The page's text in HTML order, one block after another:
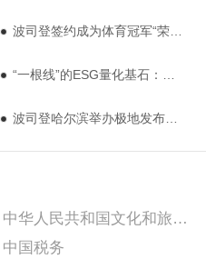
波司登签约成为体育冠军“荣耀·传承”计划战略合作伙伴
“一根线”的ESG量化基石：为地球减负，从一件衣服的吊牌开始
波司登哈尔滨举办极地发布会，极寒系列助力中国南北极考察
中华人民共和国文化和旅游部
中国税务